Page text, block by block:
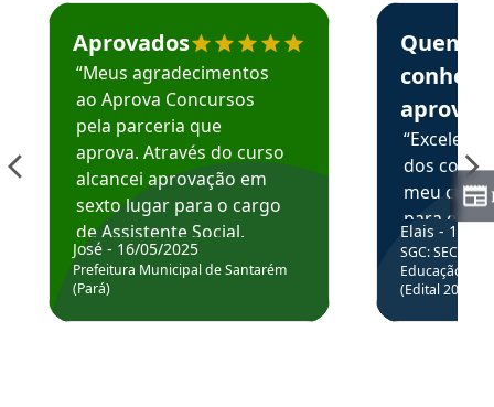
Estudante José recomenda o Aprova Concursos em
Aprovados
“Meus agradecimentos
ao Aprova Concursos
pela parceria que
aprova. Através do curso
alcancei aprovação em
sexto lugar para o cargo
de Assistente Social.
Hoje estou atuando na
Prefeitura de Santarém.
José - 16/05/2025
Prefeitura Municipal de Santarém
(Pará)
Estudante
Quem
aprova
dos
meu
para
colocar
através
de
Elais - 15/
SGC: SEC BA
Educação
(Edital